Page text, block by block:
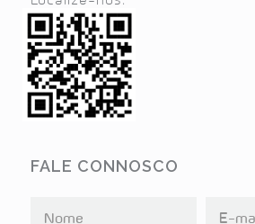
FALE CONNOSCO